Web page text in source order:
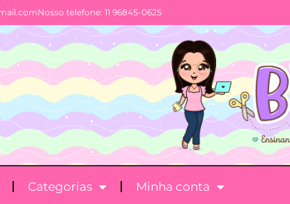
Nosso telefone: 11 96845-0625
Categorias Minha conta